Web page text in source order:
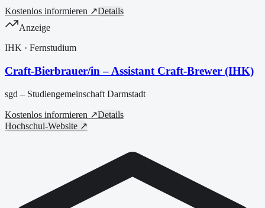
Kostenlos informieren ↗Details
Anzeige
IHK · Fernstudium
Craft-Bierbrauer/in – Assistant Craft-Brewer (IHK)
sgd – Studiengemeinschaft Darmstadt
Kostenlos informieren ↗Details
Hochschul-Website ↗